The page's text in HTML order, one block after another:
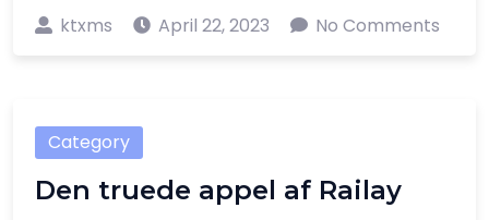
ktxms April 22, 2023 No Comments
Category
Den truede appel af Railay